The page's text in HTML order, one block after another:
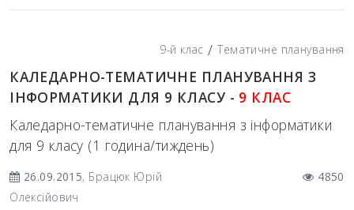
9-й клас / Тематичне планування
КАЛЕДАРНО-ТЕМАТИЧНЕ ПЛАНУВАННЯ З
ІНФОРМАТИКИ ДЛЯ 9 КЛАСУ - 9 КЛАС
Каледарно-тематичне планування з інформатики
для 9 класу (1 година/тиждень)
26.09.2015, Брацюк Юрій
Олексійович
4850